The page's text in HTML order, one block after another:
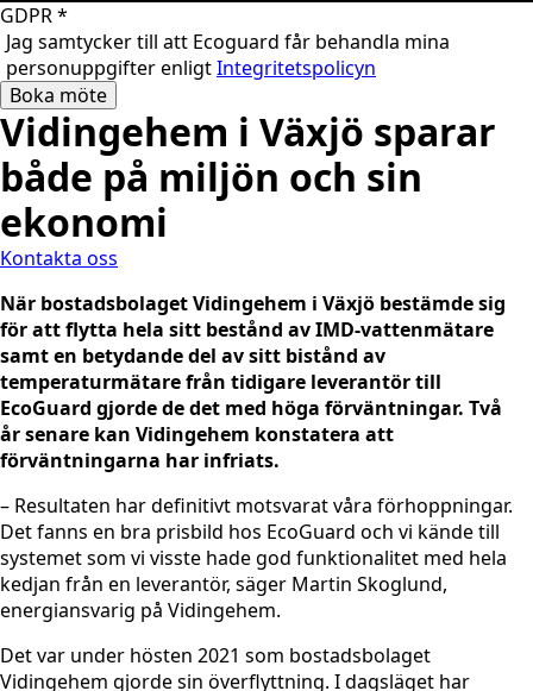
GDPR*
Jag samtycker till att Ecoguard får behandla mina
personuppgifter enligtIntegritetspolicyn
Boka möte
Vidingehem i Växjö sparar
både på miljön och sin
ekonomi
Kontakta oss
När bostadsbolaget Vidingehem i Växjö bestämde sig
för att flytta hela sitt bestånd av IMD-vattenmätare
samt en betydande del av sitt bistånd av
temperaturmätare från tidigare leverantör till
EcoGuard gjorde de det med höga förväntningar. Två
år senare kan Vidingehem konstatera att
förväntningarna har infriats.
– Resultaten har definitivt motsvarat våra förhoppningar.
Det fanns en bra prisbild hos EcoGuard och vi kände till
systemet som vi visste hade god funktionalitet med hela
kedjan från en leverantör, säger Martin Skoglund,
energiansvarig på Vidingehem.
Det var under hösten 2021 som bostadsbolaget
Vidingehem gjorde sin överflyttning. I dagsläget har